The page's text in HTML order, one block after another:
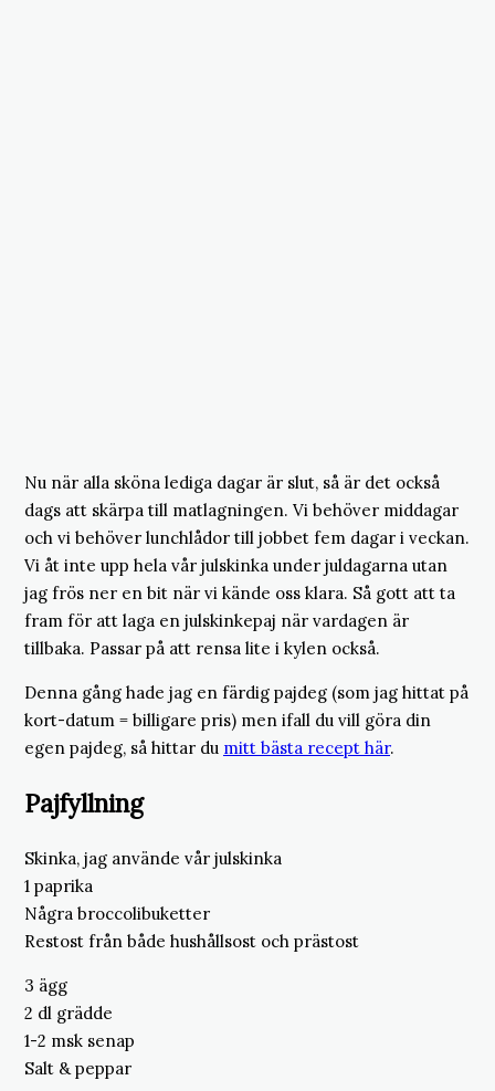
Nu när alla sköna lediga dagar är slut, så är det också
dags att skärpa till matlagningen. Vi behöver middagar
och vi behöver lunchlådor till jobbet fem dagar i veckan.
Vi åt inte upp hela vår julskinka under juldagarna utan
jag frös ner en bit när vi kände oss klara. Så gott att ta
fram för att laga en julskinkepaj när vardagen är
tillbaka. Passar på att rensa lite i kylen också.
Denna gång hade jag en färdig pajdeg (som jag hittat på
kort-datum = billigare pris) men ifall du vill göra din
egen pajdeg, så hittar du mitt bästa recept här.
Pajfyllning
Skinka, jag använde vår julskinka
1 paprika
Några broccolibuketter
Restost från både hushållsost och prästost
3 ägg
2 dl grädde
1-2 msk senap
Salt & peppar